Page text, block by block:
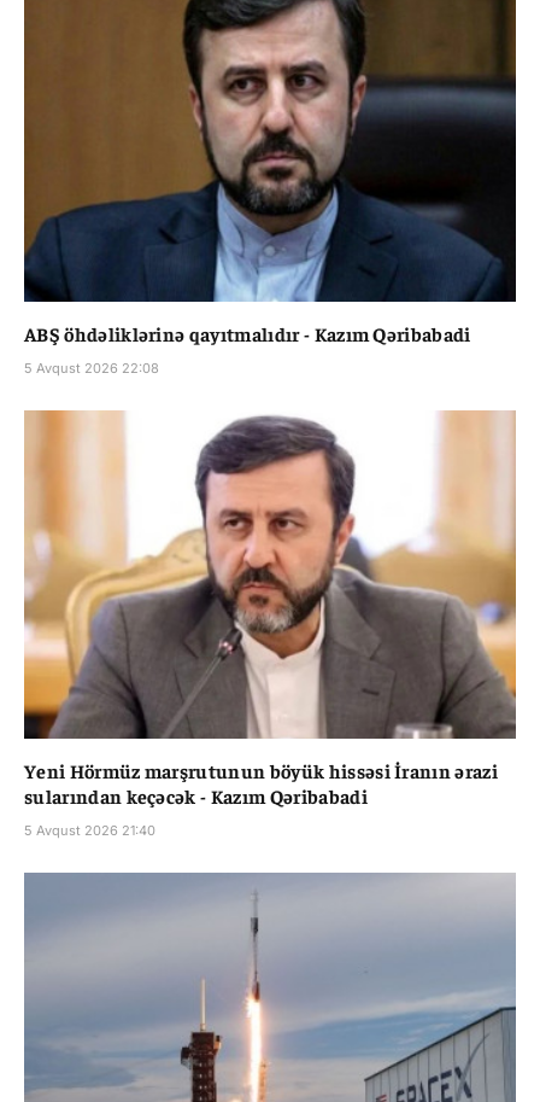
ABŞ öhdəliklərinə qayıtmalıdır - Kazım Qəribabadi
5 Avqust 2026 22:08
Yeni Hörmüz marşrutunun böyük hissəsi İranın ərazi
sularından keçəcək - Kazım Qəribabadi
5 Avqust 2026 21:40